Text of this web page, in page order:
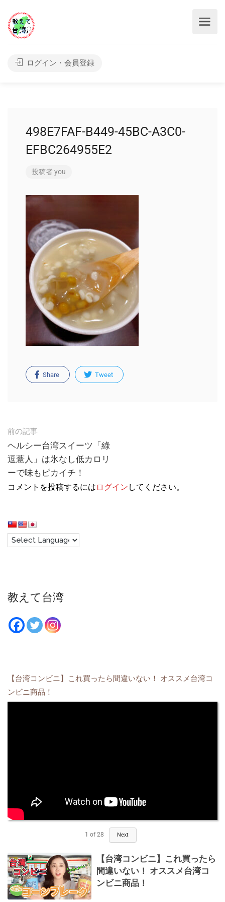
ログイン・会員登録
498E7FAF-B449-45BC-A3C0-
EFBC264955E2
投稿者you
Share Tweet
Post
navigation
前の記事
ヘルシー台湾スイーツ「綠
逗薏人」は氷なし低カロリ
ーで味もピカイチ！
コメントを投稿するには ログイン してください。
教えて台湾
【台湾コンビニ】これ買ったら間違いない！ オススメ台湾コ
ンビニ商品！
1 of 28 Next
【台湾コンビニ】これ買ったら
間違いない！ オススメ台湾コ
ンビニ商品！